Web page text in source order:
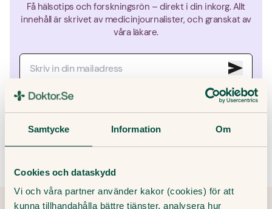
Samtycke Information Om
Cookies och dataskydd
Vi och våra partner använder kakor (cookies) för att
kunna tillhandahålla bättre tjänster, analysera hur
Få hälsotips och forskningsrön – direkt i din inkorg. Allt
innehåll är skrivet av medicinjournalister, och granskat av
våra läkare.
Genom att ange din e-post godkänner du våra villkor och